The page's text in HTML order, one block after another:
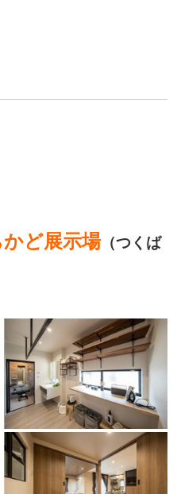
かど展示場（つくば